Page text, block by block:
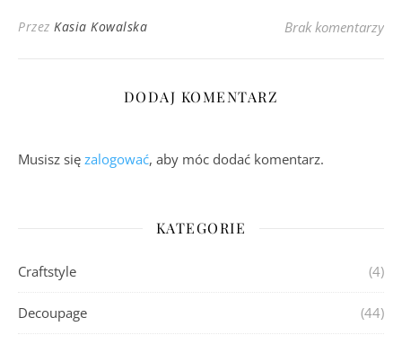
Przez Kasia Kowalska Brak komentarzy
DODAJ KOMENTARZ
Musisz się zalogować, aby móc dodać komentarz.
KATEGORIE
Craftstyle (4)
Decoupage (44)